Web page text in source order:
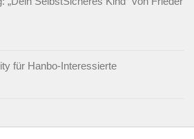
für Hanbo-Interessierte